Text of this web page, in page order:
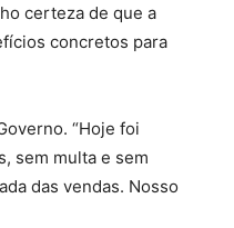
certeza de que a
concretos para
“Hoje foi
sem multa e sem
das vendas. Nosso